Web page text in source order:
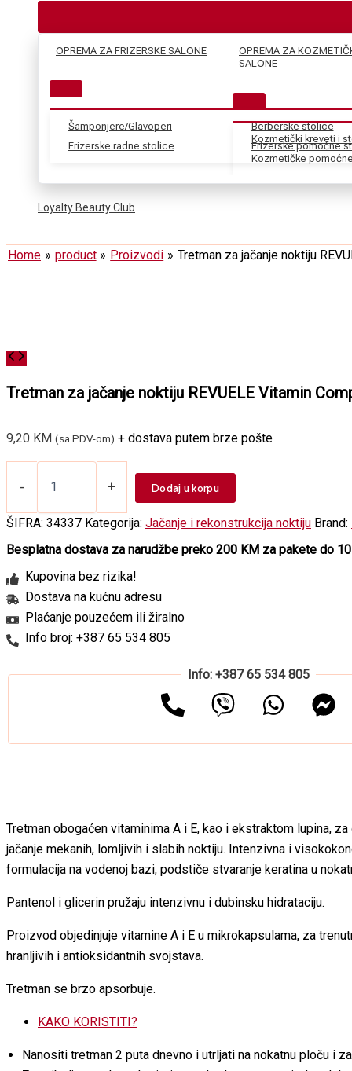
OPREMA ZA FRIZERSKE SALONE
Šamponjere/Glavoperi
Frizerske radne stolice
Berberske stolice
Frizerske pomoćne
OPREMA ZA
SALONE
Kozmetički kreveti i
Kozmetičke
Loyalty Beauty Club
Home product Proizvodi Tretman za jačanje noktiju
Tretman za jačanje noktiju REVUELE Vitamin
9,20 KM (sa PDV-om) + dostava putem brze pošte
-
noktiju
REVUELE
Vitamin
količina
+ Dodaj u korpu
ŠIFRA: 34337 Kategorija: Jačanje i rekonstrukcija noktiju Brand:
Besplatna dostava za narudžbe preko 200 KM za pakete do
Kupovina bez rizika!
Dostava na kućnu adresu
Plaćanje pouzećem ili žiralno
Info broj: +387 65 534 805
Info: +387 65 534 805
Tretman obogaćen vitaminima A i E, kao i ekstraktom lupina, za
jačanje mekanih, lomljivih i slabih noktiju. Intenzivna i
formulacija na vodenoj bazi, podstiče stvaranje keratina u
Pantenol i glicerin pružaju intenzivnu i dubinsku hidrataciju.
Proizvod objedinjuje vitamine A i E u mikrokapsulama, za
hranljivih i antioksidantnih svojstava.
Tretman se brzo apsorbuje.
KAKO KORISTITI?
Nanositi tretman 2 puta dnevno i utrljati na nokatnu ploču i